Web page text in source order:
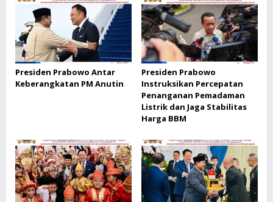
Presiden Prabowo Antar
Keberangkatan PM Anutin
Presiden Prabowo
Instruksikan Percepatan
Penanganan Pemadaman
Listrik dan Jaga Stabilitas
Harga BBM